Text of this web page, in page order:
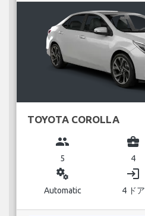
TOYOTA COROLLA
group
5
business_center
4
miscellaneous_services
Automatic
login
4 ドア